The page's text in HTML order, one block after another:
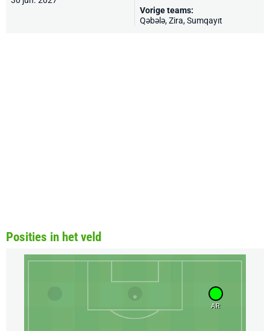
Vorige teams:
Qəbələ,Zira,Sumqayıt
Posities in het veld
AR